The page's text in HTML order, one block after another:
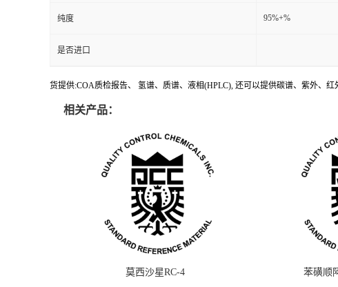
纯度 95%+%
是否进口
货提供:COA质检报告、 氢谱、质谱、液相(HPLC), 还可以提供碳谱、紫外、红
相关产品：
莫西沙星RC-4 苯磺顺